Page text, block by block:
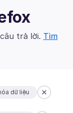
trả lời. Tìm
dữ liệu